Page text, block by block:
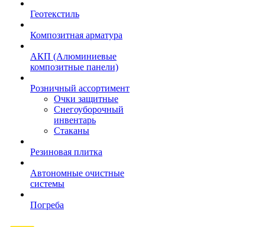
Геотекстиль
Композитная арматура
АКП (Алюминиевые
композитные панели)
Розничный ассортимент
Очки защитные
Снегоуборочный
инвентарь
Стаканы
Резиновая плитка
Автономные очистные
системы
Погреба